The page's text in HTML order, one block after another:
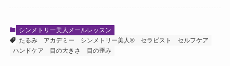
シンメトリー美人メールレッスン
たるみ
アカデミー シンメトリー美人® セラピスト
セルフケア
ハンドケア
目の大きさ 目の歪み